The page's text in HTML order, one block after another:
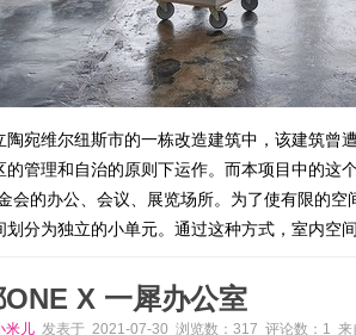
陶宛维尔纽斯市的一栋改造建筑中，该建筑曾
的管理和自治的原则下运作。而本项目中的这
会的办公、会议、展览场所。为了使有限的
划分为独立的小单元。通过这种方式，室内空
ONE X 一犀办公室
米儿 发表于 2021-07-30 浏览数：317 评论数：1